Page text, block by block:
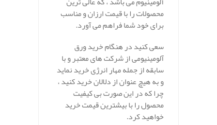
محصولات را با قیمت ارزان و مناسب
برای خود شما فراهم می آورد.
سعی کنید در هنگام خرید ورق
آلومينيومی از شرکت های معتبر و با
سابقه از جمله مهار انرژی خرید نماید
و به هیچ عنوان از دلالان خرید کنید ،
چرا که در این صورت بی کیفیت
محصول را با بیشترین قیمت خرید
خواهید کرد.